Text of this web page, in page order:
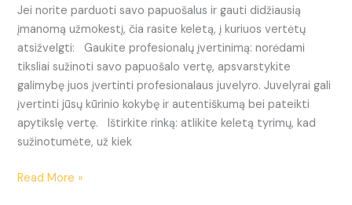
Jei norite parduoti savo papuošalus ir gauti didžiausią
įmanomą užmokestį, čia rasite keletą, į kuriuos vertėtų
atsižvelgti: Gaukite profesionalų įvertinimą: norėdami
tiksliai sužinoti savo papuošalo vertę, apsvarstykite
galimybę juos įvertinti profesionalaus juvelyro. Juvelyrai gali
įvertinti jūsų kūrinio kokybę ir autentiškumą bei pateikti
apytikslę vertę. Ištirkite rinką: atlikite keletą tyrimų, kad
sužinotumėte, už kiek
už
didžiausią
kainą?
Read More »